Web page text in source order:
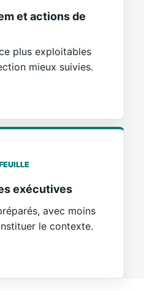
et actions de
plus exploitables
mieux suivies.
exécutives
avec moins
le contexte.